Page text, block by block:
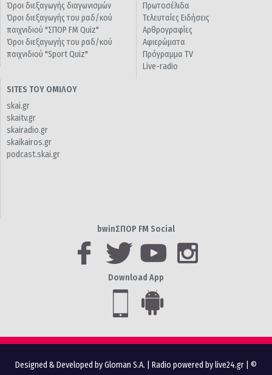
Όροι διεξαγωγής διαγωνισμών
Όροι διεξαγωγής του ραδ/κού
παιχνιδιού "ΣΠΟΡ FM Quiz"
Όροι διεξαγωγής του ραδ/κού
παιχνιδιού "Sport Quiz"
Πρωτοσέλιδα
Τελευταίες Ειδήσεις
Αρθρογραφίες
Αφιερώματα
Πρόγραμμα TV
Live-radio
SITES ΤΟΥ ΟΜΙΛΟΥ
skai.gr
skaitv.gr
skairadio.gr
skaikairos.gr
podcast.skai.gr
bwinΣΠΟΡ FM Social
Download App
Designed & Developed by Gloman S.A. Radio powered by live24.gr | ©